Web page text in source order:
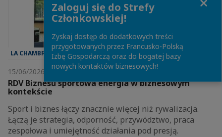
LA CHAMBRE
15/06/2026
RDV Biznesu sportowa energia w biznesowym
kontekście
Sport i biznes łączy znacznie więcej niż rywalizacja.
Łączą je strategia, odporność, przywództwo, praca
zespołowa i umiejętność działania pod presją.
Zaloguj się do Strefy
Członkowskiej!
Zyskaj dostęp do dodatkowych treści
przygotowanych przez Francusko-Polską
Izbę Gospodarczą oraz do bogatej bazy
nowych kontaktów biznesowych!